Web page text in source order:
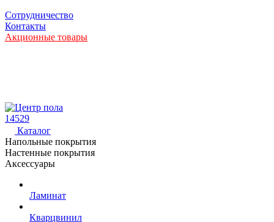
Сотрудничество
Контакты
Акционные товары
14529
Каталог
Напольные покрытия
Настенные покрытия
Аксессуары
Ламинат
Кварцвинил